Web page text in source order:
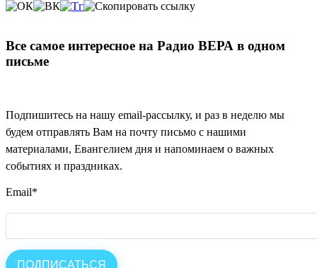
Все самое интересное на Радио ВЕРА в одном
письме
Подпишитесь на нашу email-рассылку, и раз в неделю мы
будем отправлять Вам на почту письмо с нашими
материалами, Евангелием дня и напоминаем о важных
событиях и праздниках.
Email*